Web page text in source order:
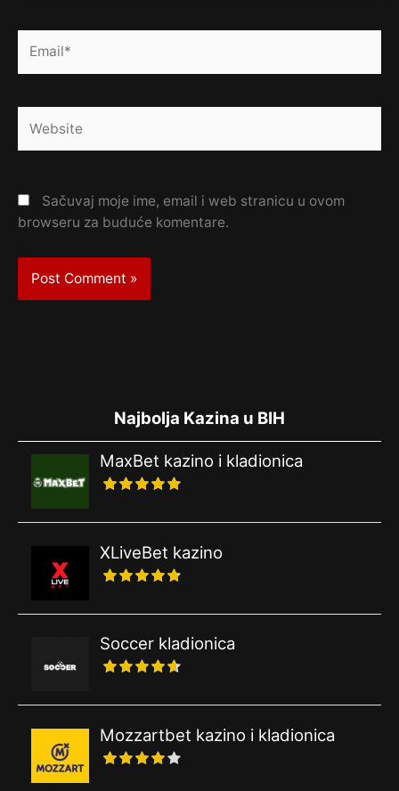
Sačuvaj moje ime, email i web stranicu u ovom
browseru za buduće komentare.
Najbolja Kazina u BIH
MaxBet kazino i kladionica
XLiveBet kazino
Soccer kladionica
Mozzartbet kazino i kladionica